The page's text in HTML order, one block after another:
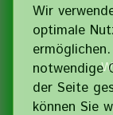
Wir
optimale
notwendige
der Seite
können Sie